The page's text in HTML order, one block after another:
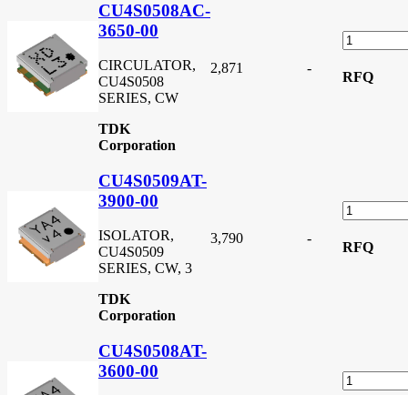
CU4S0508AC-
3650-00
CIRCULATOR,
CU4S0508
SERIES, CW
TDK
Corporation
2,871 -
RFQ
CU4S0509AT-
3900-00
ISOLATOR,
CU4S0509
SERIES, CW, 3
TDK
Corporation
3,790 -
RFQ
CU4S0508AT-
3600-00